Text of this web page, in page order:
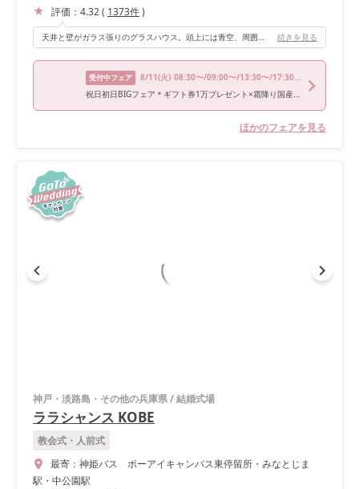
評価： 4.32( 1373件)
天井と壁がガラス張りのグラスハウス。頭上には青空、周囲には専用ガーデンの緑が広がり、まさに天空のステージとも言える非日常空間でした♡ 続きを見る
受付中フェア 8/11(火) 08:30〜/09:00〜/13:30〜/17:30〜
祝日初日BIGフェア＊ギフト券1万プレゼント×霜降り国産牛試食
ほかのフェアを見る
神戸・淡路島・その他の兵庫県/結婚式場
ララシャンス KOBE
教会式・人前式
最寄： 神姫バス ポーアイキャンパス東停留所・みなとじま
駅・中公園駅